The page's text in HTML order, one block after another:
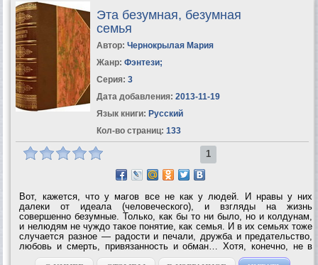
Эта безумная, безумная
семья
Автор: Чернокрылая Мария
Жанр: Фэнтези;
Серия: 3
Дата добавления: 2013-11-19
Язык книги: Русский
Кол-во страниц: 133
1
Вот, кажется, что у магов все не как у людей. И нравы у них
далеки от идеала (человеческого), и взгляды на жизнь
совершенно безумные. Только, как бы то ни было, но и колдунам,
и нелюдям не чуждо такое понятие, как семья. И в их семьях тоже
случается разное — радости и печали, дружба и предательство,
любовь и смерть, привязанность и обман… Хотя, конечно, не в
каждой семье есть безумный алхимик, криминальный маг,